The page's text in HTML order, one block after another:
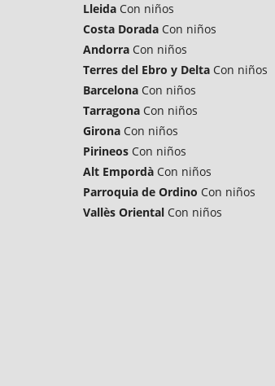
Lleida Con niños
Costa Dorada Con niños
Andorra Con niños
Terres del Ebro y Delta Con niños
Barcelona Con niños
Tarragona Con niños
Girona Con niños
Pirineos Con niños
Alt Empordà Con niños
Parroquia de Ordino Con niños
Vallès Oriental Con niños